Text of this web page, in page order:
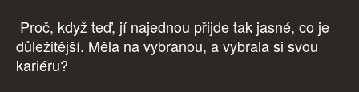
Proč, když teď, jí najednou přijde tak jasné, co je
důležitější. Měla na vybranou, a vybrala si svou
kariéru?